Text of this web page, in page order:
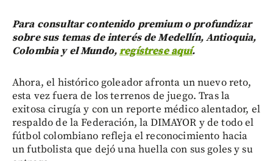
Para consultar contenido premium o profundizar
sobre sus temas de interés de Medellín, Antioquia,
Colombia y el Mundo,regístrese aquí.
Ahora, el histórico goleador afronta un nuevo reto,
esta vez fuera de los terrenos de juego. Tras la
exitosa cirugía y con un reporte médico alentador, el
respaldo de la Federación, la DIMAYOR y de todo el
fútbol colombiano refleja el reconocimiento hacia
un futbolista que dejó una huella con sus goles y su